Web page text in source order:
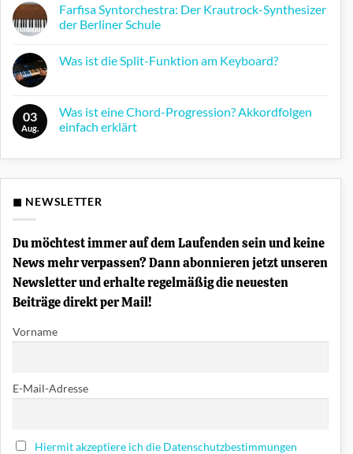
Farfisa Syntorchestra: Der Krautrock-Synthesizer
der Berliner Schule
zu
Synthesizer
der
Berliner
Was ist die Split-Funktion am Keyboard?
Was
ist
die
am
03
Aug.
Was ist eine Chord-Progression? Akkordfolgen
einfach erklärt
zu
Chord-
erklärt
◼ NEWSLETTER
Du möchtest immer auf dem Laufenden sein und keine
News mehr verpassen? Dann abonnieren jetzt unseren
Newsletter und erhalte regelmäßig die neuesten
Beiträge direkt per Mail!
Vorname
E-Mail-Adresse
Hiermit akzeptiere ich die Datenschutzbestimmungen